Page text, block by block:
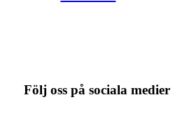
Följ oss på sociala medier